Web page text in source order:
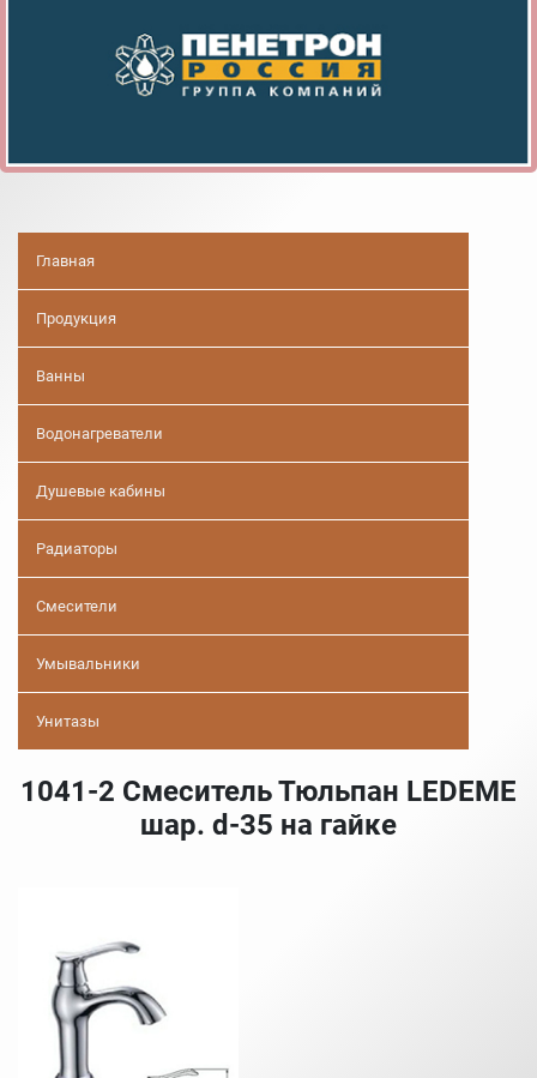
Главная
Продукция
Ванны
Водонагреватели
Душевые кабины
Радиаторы
Смесители
Умывальники
Унитазы
1041-2 Смеситель Тюльпан LEDEME
шар. d-35 на гайке